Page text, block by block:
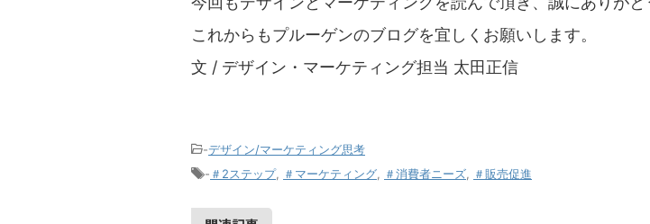
これからもプルーゲンのブログを宜しくお願いします。
文 / デザイン・マーケティング担当 太田正信
-デザイン/マーケティング思考
- ＃2ステップ, ＃マーケティング ＃消費者ニーズ ＃販売促進